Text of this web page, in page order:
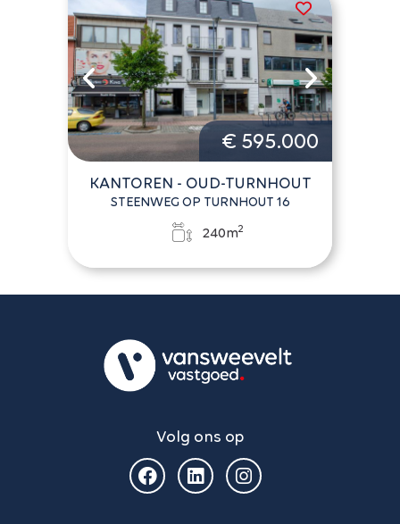
€ 595.000
KANTOREN - OUD-TURNHOUT
STEENWEG OP TURNHOUT 16
240m2
Volg ons op